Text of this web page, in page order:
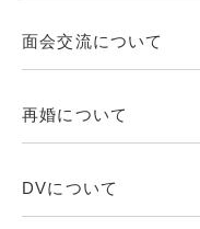
面会交流について
再婚について
DVについて